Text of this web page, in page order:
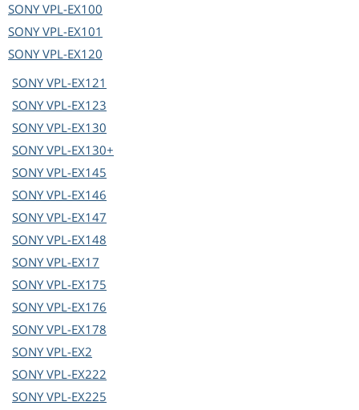
SONYVPL-EX100
SONYVPL-EX101
SONYVPL-EX120
SONYVPL-EX121
SONYVPL-EX123
SONYVPL-EX130
SONYVPL-EX130+
SONYVPL-EX145
SONYVPL-EX146
SONYVPL-EX147
SONYVPL-EX148
SONYVPL-EX17
SONYVPL-EX175
SONYVPL-EX176
SONYVPL-EX178
SONYVPL-EX2
SONYVPL-EX222
SONYVPL-EX225